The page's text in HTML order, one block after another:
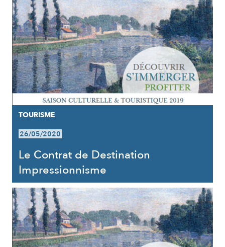
TOURISME
26/05/2020
Le Contrat de Destination
Impressionnisme